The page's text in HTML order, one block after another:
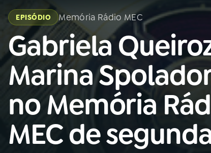
Buscar
na
Rádio
MEC
Início AO VIVO
01 INÍCIO
02A RÁDIO
na
Rádio
MEC
EPISÓDIO Memória Rádio MEC
Gabriela
Marina
no Memória
MEC de